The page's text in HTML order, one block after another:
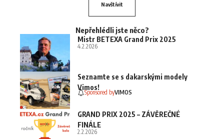
Navštívit
Nepřehlédli jste něco?
Mistr BETEXA Grand Prix 2025
4.2.2026
Seznamte se s dakarskými modely
Vimos!
Sponsored byVIMOS
GRAND PRIX 2025 – ZÁVĚREČNÉ
FINÁLE
2.2.2026